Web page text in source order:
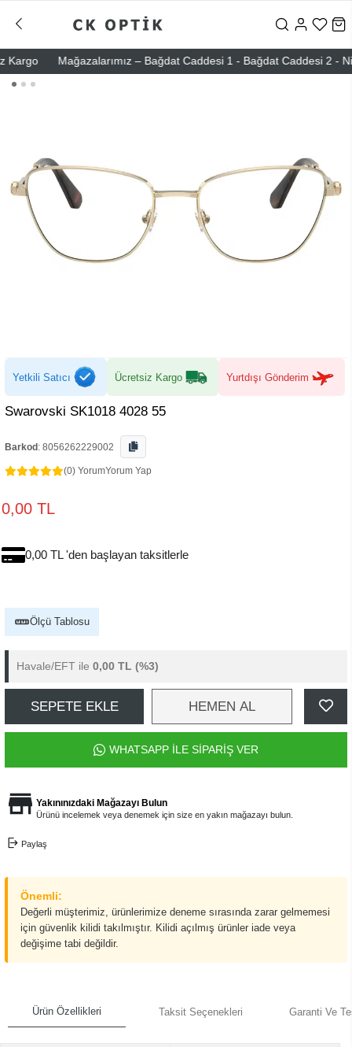
Mağazalarımız – Bağdat Caddesi 1 - Bağdat Caddesi 2 -
Yetkili Satıcı Ücretsiz Kargo Yurtdışı Gönderim
Swarovski SK1018 4028 55
Barkod : 8056262229002
(0) YorumYorum Yap
0,00 TL
0,00 TL 'den başlayan taksitlerle
Ölçü Tablosu
Havale/EFT ile 0,00 TL (%3)
SEPETE EKLE HEMEN AL
WHATSAPP İLE SİPARİŞ VER
Yakınınızdaki Mağazayı Bulun
Ürünü incelemek veya denemek için size en yakın mağazayı bulun.
Paylaş
Önemli:
Değerli müşterimiz, ürünlerimize deneme sırasında zarar gelmemesi
için güvenlik kilidi takılmıştır. Kilidi açılmış ürünler iade veya
değişime tabi değildir.
Ürün Özellikleri Taksit Seçenekleri Garanti Ve